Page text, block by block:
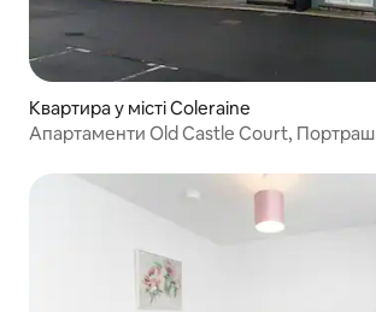
Квартира у місті Coleraine
Апартаменти Old Castle Court, Портраш